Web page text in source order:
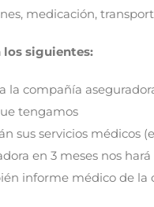
medicación,
los siguientes:
la compañía
tengamos
sus servicios médicos
en 3 meses nos
informe médico de la